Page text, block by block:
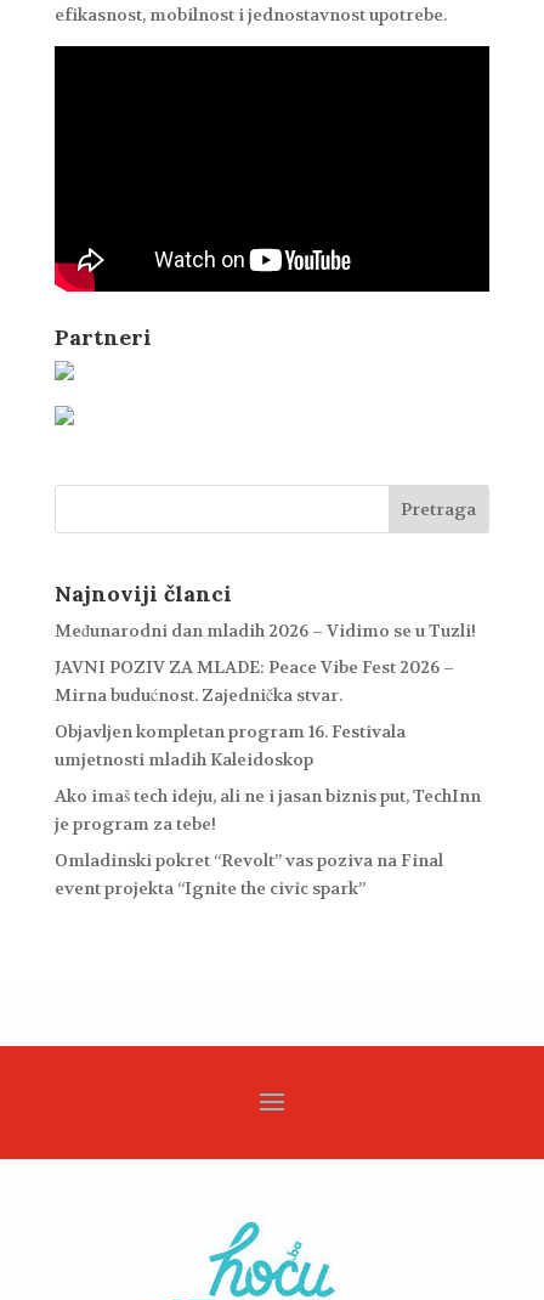
efikasnost, mobilnost i jednostavnost upotrebe.
Partneri
Najnoviji članci
Međunarodni dan mladih 2026 – Vidimo se u Tuzli!
JAVNI POZIV ZA MLADE: Peace Vibe Fest 2026 –
Mirna budućnost. Zajednička stvar.
Objavljen kompletan program 16. Festivala
umjetnosti mladih Kaleidoskop
Ako imaš tech ideju, ali ne i jasan biznis put, TechInn
je program za tebe!
Omladinski pokret “Revolt” vas poziva na Final
event projekta “Ignite the civic spark”